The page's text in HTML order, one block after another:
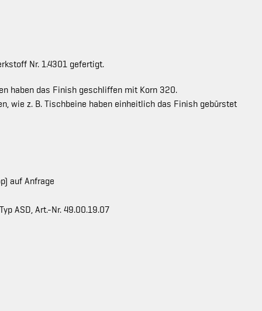
Nr. 1.4301 gefertigt.
haben das Finish geschliffen mit Korn 320.
wie z. B. Tischbeine haben einheitlich das Finish gebürstet
auf Anfrage
ASD, Art.-Nr. 49.00.19.07